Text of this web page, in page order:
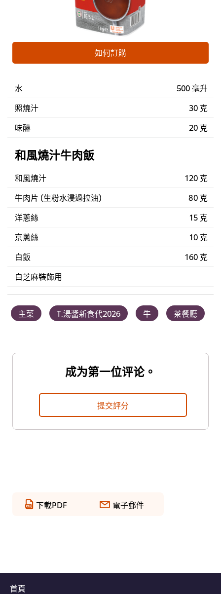
如何訂購
水
500 毫升
照燒汁
30 克
味醂
20 克
和風燒汁牛肉飯
和風燒汁
120 克
牛肉片 (生粉水浸過拉油)
80 克
洋蔥絲
15 克
京蔥絲
10 克
白飯
160 克
白芝麻裝飾用
主菜 T.湯醬新食代2026 牛 茶餐廳
成为第一位评论。
提交評分
下載PDF 電子郵件
首頁